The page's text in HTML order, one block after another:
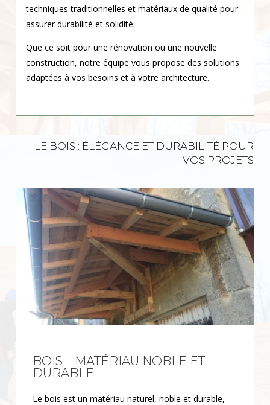
techniques traditionnelles et matériaux de qualité pour
assurer durabilité et solidité.
Que ce soit pour une rénovation ou une nouvelle
construction, notre équipe vous propose des solutions
adaptées à vos besoins et à votre architecture.
LE BOIS : ÉLÉGANCE ET DURABILITÉ POUR
VOS PROJETS
BOIS – MATÉRIAU NOBLE ET
DURABLE
Le bois est un matériau naturel, noble et durable,